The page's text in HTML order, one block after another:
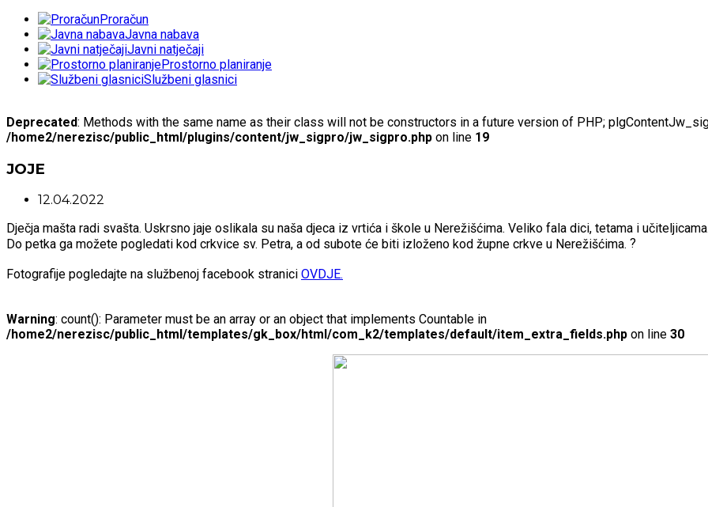
Proračun
Javna nabava
Javni natječaji
Prostorno planiranje
Službeni glasnici
Deprecated: Methods with the same name as their class will not be constructors in a future version of PHP;
/home2/nerezisc/public_html/plugins/content/jw_sigpro/jw_sigpro.php on line 19
JOJE
12.04.2022
Dječja mašta radi svašta. Uskrsno jaje oslikala su naša djeca iz vrtića i škole u Nerežišćima. Veliko fala dici, tetama i
Do petka ga možete pogledati kod crkvice sv. Petra, a od subote će biti izloženo kod župne crkve u Nerežišćima.
Fotografije pogledajte na službenoj facebook stranici OVDJE.
Warning: count(): Parameter must be an array or an object that implements Countable in
/home2/nerezisc/public_html/templates/gk_box/html/com_k2/templates/default/item_extra_fields.php on line 30